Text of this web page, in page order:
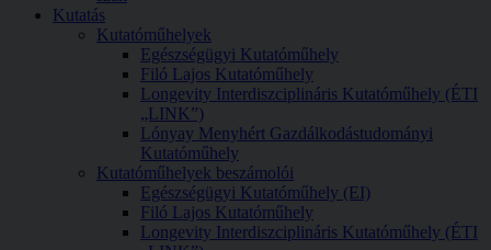
Kutatás
Kutatóműhelyek
Egészségügyi Kutatóműhely
Filó Lajos Kutatóműhely
Longevity Interdiszciplináris Kutatóműhely (ÉTI
„LINK”)
Lónyay Menyhért Gazdálkodástudományi
Kutatóműhely
Kutatóműhelyek beszámolói
Egészségügyi Kutatóműhely (EI)
Filó Lajos Kutatóműhely
Longevity Interdiszciplináris Kutatóműhely (ÉTI